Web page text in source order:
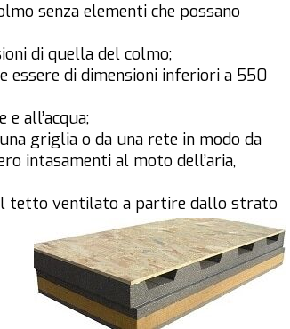
senza elementi che possano
di quella del colmo;
essere di dimensioni inferiori a 550
all’acqua;
griglia o da una rete in modo da
intasamenti al moto dell’aria,
tetto ventilato a partire dallo strato